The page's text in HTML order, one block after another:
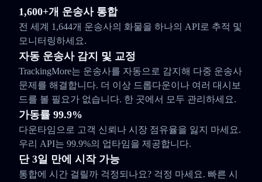
1,600+개 운송사 통합
전 세계 1,644개 운송사의 화물을 하나의 API로 추적 및
모니터링하세요.
자동 운송사 감지 및 교정
TrackingMore는 운송사를 자동으로 감지해 다중 운송사
문제를 해결합니다. 더 이상 드롭다운이나 여러 대시보
드를 볼 필요가 없습니다. 한 곳에서 모두 관리하세요.
가동률 99.9%
다운타임으로 고객 신뢰나 시장 점유율을 잃지 마세요.
우리 API는 99.9%의 업타임을 제공합니다.
단 3일 만에 시작 가능
통합에 시간 걸릴까 걱정되나요? 걱정 마세요. 빠른 시